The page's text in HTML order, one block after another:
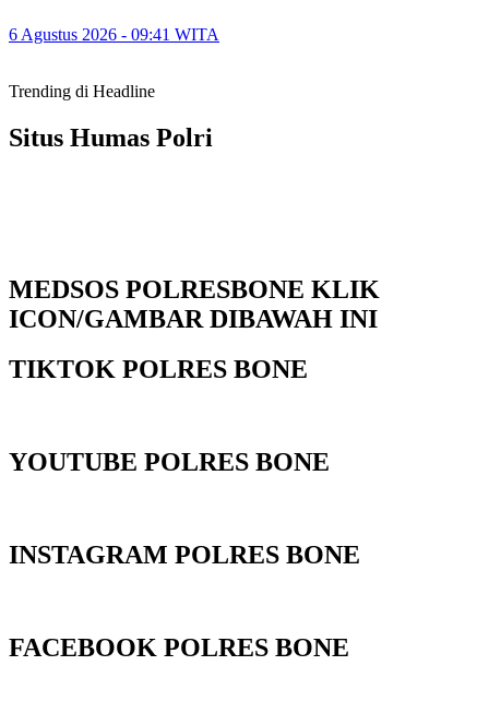
6 Agustus 2026 - 09:41 WITA
Trending di Headline
Situs Humas Polri
MEDSOS POLRESBONE KLIK
ICON/GAMBAR DIBAWAH INI
TIKTOK POLRES BONE
YOUTUBE POLRES BONE
INSTAGRAM POLRES BONE
FACEBOOK POLRES BONE